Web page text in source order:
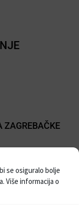
se osiguralo bolje
Više informacija o
ZAGREBAČKE